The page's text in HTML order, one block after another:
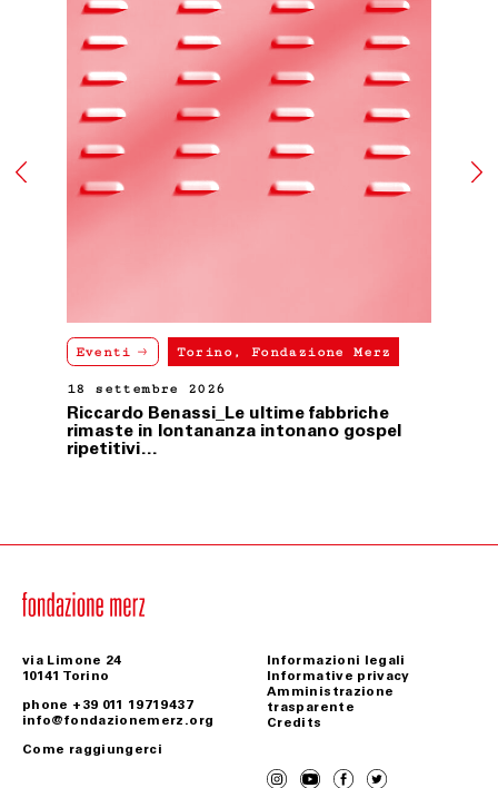
Eventi Torino, Fondazione Merz
18 settembre 2026
Riccardo Benassi_Le ultime fabbriche
rimaste in lontananza intonano gospel
ripetitivi…
via Limone 24
10141 Torino
phone +39 011 19719437
info@fondazionemerz.org
Come raggiungerci
Informazioni legali
Informative privacy
Amministrazione
trasparente
Credits